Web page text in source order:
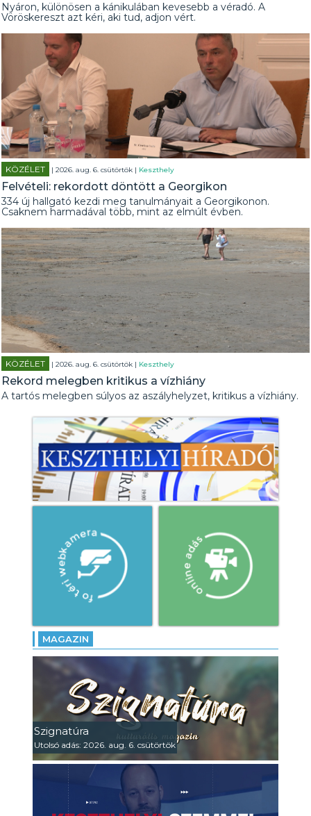
Nyáron, különösen a kánikulában kevesebb a véradó. A
Vöröskereszt azt kéri, aki tud, adjon vért.
KÖZÉLET | 2026. aug. 6. csütörtök | Keszthely
Felvételi: rekordott döntött a Georgikon
334 új hallgató kezdi meg tanulmányait a Georgikonon.
Csaknem harmadával több, mint az elmúlt évben.
KÖZÉLET | 2026. aug. 6. csütörtök | Keszthely
Rekord melegben kritikus a vízhiány
A tartós melegben súlyos az aszályhelyzet, kritikus a vízhiány.
MAGAZIN
Szignatúra
Utolsó adás: 2026. aug. 6. csütörtök